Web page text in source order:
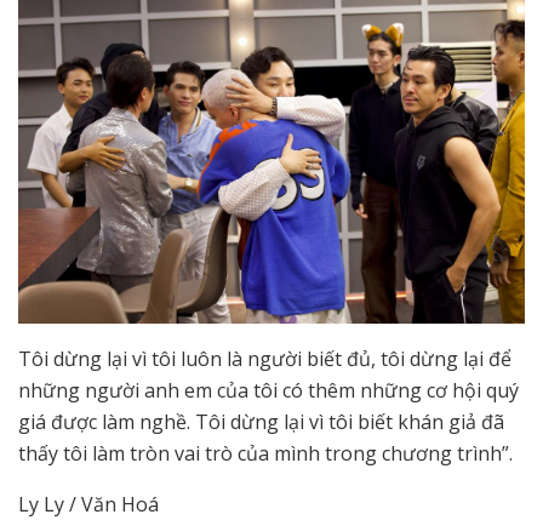
Tôi dừng lại vì tôi luôn là người biết đủ, tôi dừng lại để
những người anh em của tôi có thêm những cơ hội quý
giá được làm nghề. Tôi dừng lại vì tôi biết khán giả đã
thấy tôi làm tròn vai trò của mình trong chương trình”.
Ly Ly / Văn Hoá